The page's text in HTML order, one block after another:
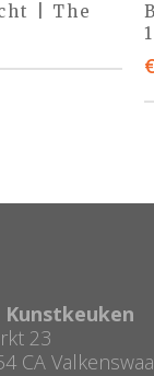
| The
Kunstkeuken
23
CA